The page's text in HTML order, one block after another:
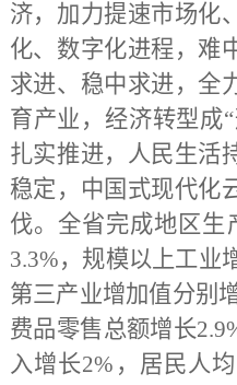
济，加力提速市场化
化、数字化进程，难
求进、稳中求进，全
育产业，经济转型成
扎实推进，人民生活
稳定，中国式现代化
伐。全省完成地区生
3.3%，规模以上工业
第三产业增加值分别
费品零售总额增长
入增长2%，居民人